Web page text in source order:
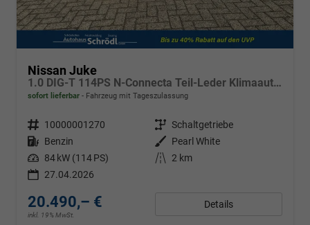
Nissan Juke
1.0 DIG-T 114PS N-Connecta Teil-Leder Klimaautomatik PDC v+h Rückf.Kamera Bluetooth Touchscreen Apple CarPlay Android Auto 17"LM
sofort lieferbar Fahrzeug mit Tageszulassung
Fahrzeugnr. 10000001270 Getriebe Schaltgetriebe
Kraftstoff Benzin Außenfarbe
Pearl White
Leistung 84 kW (114 PS) Kilometerstand
2 km
27.04.2026
20.490,– €
inkl. 19% MwSt.
Details